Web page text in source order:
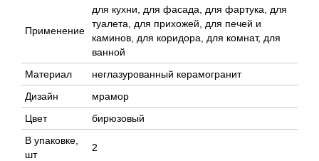
Применение
для кухни, для фасада, для фартука, для
туалета, для прихожей, для печей и
каминов, для коридора, для комнат, для
ванной
Материал
неглазурованный керамогранит
Дизайн
мрамор
Цвет
бирюзовый
В упаковке,
шт
2